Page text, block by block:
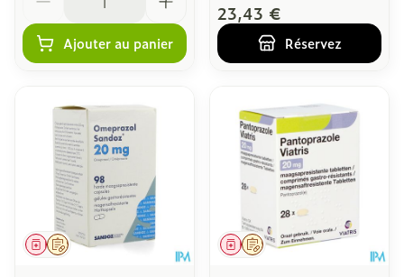
Ajouter au panier
23,43 €
Réservez
Sur prescription
Médicament Sur prescription
Médicament